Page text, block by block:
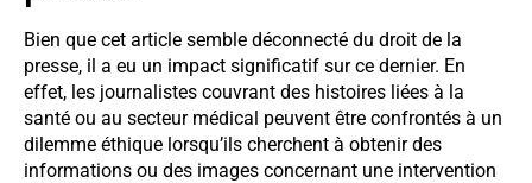
Bien que cet article semble déconnecté du droit de la
presse, il a eu un impact significatif sur ce dernier. En
effet, les journalistes couvrant des histoires liées à la
santé ou au secteur médical peuvent être confrontés à un
dilemme éthique lorsqu’ils cherchent à obtenir des
informations ou des images concernant une intervention